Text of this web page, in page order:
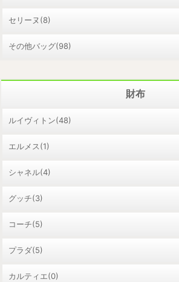
セリーヌ(8)
その他バッグ(98)
財布
ルイヴィトン(48)
エルメス(1)
シャネル(4)
グッチ(3)
コーチ(5)
プラダ(5)
カルティエ(0)